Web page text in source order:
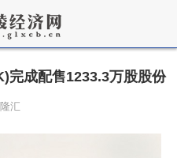
完成配售1233.3万股股份
汇